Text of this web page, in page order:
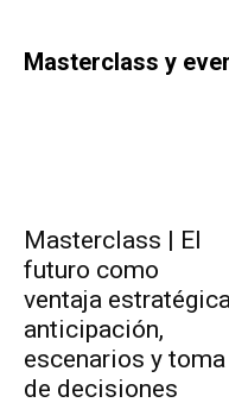
Masterclass y
Masterclass | El
futuro como
ventaja
anticipación,
escenarios y toma
de decisiones